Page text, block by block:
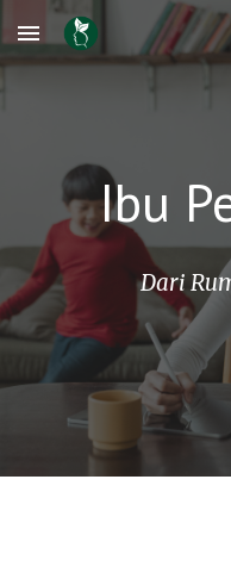
Skip to main content
Ibu
Dari